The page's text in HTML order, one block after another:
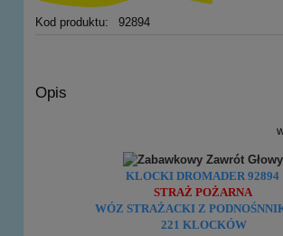
Kod produktu: 92894
Opis
KLOCKI DROMADER 92894
STRAŻ POŻARNA
WÓZ STRAŻACKI Z
221 KLOCKÓW